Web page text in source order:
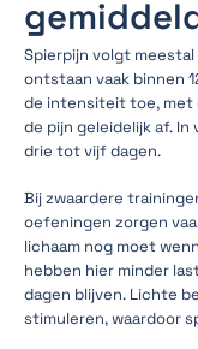
Spierpijn volgt
ontstaan vaak binnen
de intensiteit toe, met
de pijn geleidelijk af.
drie tot vijf dagen.
Bij zwaardere
oefeningen zorgen
lichaam nog moet
hebben hier minder
dagen blijven. Lichte
stimuleren, waardoor